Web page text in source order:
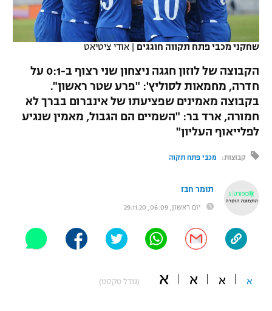
רץ ברשת
תוצאות
לוח שידורים
ברחבה
"מחצית בשכונה" – פודקאסט
משתתפים וזוכים בפרסים
תקנון משתתפים וזוכים בפרסים
מכבי תל אביב
הפועל תל אביב
הפועל חיפה
הפועל באר שבע
ליגה צרפתית
ליגה הולנדית
ליגה טורקית
ליגה ברזילאית
ליגות נוספות
הפועל ירושלים
דני אבדיה
כדורעף
שחייה
ג'ודו
אגרוף
ספורט אולימפי
UFC
היאבקות WWE
ספורט מוטורי
כדורמים
שחקני מכבי פתח תקווה חוגגים | אודי ציטיאט
הקבוצה של לוזון חגגה ניצחון שני רצוף ב-0:1 על
חדרה, מחמאות לסוליץ': "פרע שטר ראשון".
בקבוצה מאמינים שפציעתו של אינברום בברך לא
חמורה, ארד בר: "השמיים הם הגבול, מאמין שנגיע
לפלייאוף העליון"
קבוצות: מכבי פתח תקוה
תומר חבז
יום ראשון, 06:09, 29.11.20
א א א א (גודל טקסט)